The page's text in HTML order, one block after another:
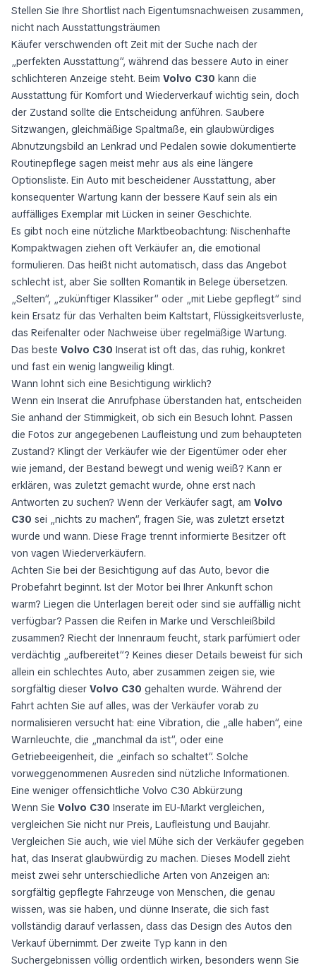
Stellen Sie Ihre Shortlist nach Eigentumsnachweisen zusammen,
nicht nach Ausstattungsträumen
Käufer verschwenden oft Zeit mit der Suche nach der
„perfekten Ausstattung“, während das bessere Auto in einer
schlichteren Anzeige steht. Beim Volvo C30 kann die
Ausstattung für Komfort und Wiederverkauf wichtig sein, doch
der Zustand sollte die Entscheidung anführen. Saubere
Sitzwangen, gleichmäßige Spaltmaße, ein glaubwürdiges
Abnutzungsbild an Lenkrad und Pedalen sowie dokumentierte
Routinepflege sagen meist mehr aus als eine längere
Optionsliste. Ein Auto mit bescheidener Ausstattung, aber
konsequenter Wartung kann der bessere Kauf sein als ein
auffälliges Exemplar mit Lücken in seiner Geschichte.
Es gibt noch eine nützliche Marktbeobachtung: Nischenhafte
Kompaktwagen ziehen oft Verkäufer an, die emotional
formulieren. Das heißt nicht automatisch, dass das Angebot
schlecht ist, aber Sie sollten Romantik in Belege übersetzen.
„Selten“, „zukünftiger Klassiker“ oder „mit Liebe gepflegt“ sind
kein Ersatz für das Verhalten beim Kaltstart, Flüssigkeitsverluste,
das Reifenalter oder Nachweise über regelmäßige Wartung.
Das beste Volvo C30 Inserat ist oft das, das ruhig, konkret
und fast ein wenig langweilig klingt.
Wann lohnt sich eine Besichtigung wirklich?
Wenn ein Inserat die Anrufphase überstanden hat, entscheiden
Sie anhand der Stimmigkeit, ob sich ein Besuch lohnt. Passen
die Fotos zur angegebenen Laufleistung und zum behaupteten
Zustand? Klingt der Verkäufer wie der Eigentümer oder eher
wie jemand, der Bestand bewegt und wenig weiß? Kann er
erklären, was zuletzt gemacht wurde, ohne erst nach
Antworten zu suchen? Wenn der Verkäufer sagt, am Volvo
C30 sei „nichts zu machen“, fragen Sie, was zuletzt ersetzt
wurde und wann. Diese Frage trennt informierte Besitzer oft
von vagen Wiederverkäufern.
Achten Sie bei der Besichtigung auf das Auto, bevor die
Probefahrt beginnt. Ist der Motor bei Ihrer Ankunft schon
warm? Liegen die Unterlagen bereit oder sind sie auffällig nicht
verfügbar? Passen die Reifen in Marke und Verschleißbild
zusammen? Riecht der Innenraum feucht, stark parfümiert oder
verdächtig „aufbereitet“? Keines dieser Details beweist für sich
allein ein schlechtes Auto, aber zusammen zeigen sie, wie
sorgfältig dieser Volvo C30 gehalten wurde. Während der
Fahrt achten Sie auf alles, was der Verkäufer vorab zu
normalisieren versucht hat: eine Vibration, die „alle haben“, eine
Warnleuchte, die „manchmal da ist“, oder eine
Getriebeeigenheit, die „einfach so schaltet“. Solche
vorweggenommenen Ausreden sind nützliche Informationen.
Eine weniger offensichtliche Volvo C30 Abkürzung
Wenn Sie Volvo C30 Inserate im EU-Markt vergleichen,
vergleichen Sie nicht nur Preis, Laufleistung und Baujahr.
Vergleichen Sie auch, wie viel Mühe sich der Verkäufer gegeben
hat, das Inserat glaubwürdig zu machen. Dieses Modell zieht
meist zwei sehr unterschiedliche Arten von Anzeigen an:
sorgfältig gepflegte Fahrzeuge von Menschen, die genau
wissen, was sie haben, und dünne Inserate, die sich fast
vollständig darauf verlassen, dass das Design des Autos den
Verkauf übernimmt. Der zweite Typ kann in den
Suchergebnissen völlig ordentlich wirken, besonders wenn Sie